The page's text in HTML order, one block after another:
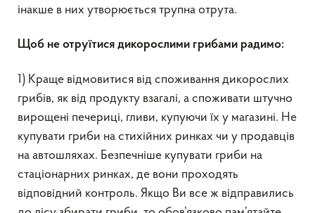
інакше в них утворюється трупна отрута.
Щоб не отруїтися дикорослими грибами радимо:
1) Краще відмовитися від споживання дикорослих
грибів, як від продукту взагалі, а споживати штучно
вирощені печериці, гливи, купуючи їх у магазині. Не
купувати гриби на стихійних ринках чи у продавців
на автошляхах. Безпечніше купувати гриби на
стаціонарних ринках, де вони проходять
відповідний контроль. Якщо Ви все ж відправились